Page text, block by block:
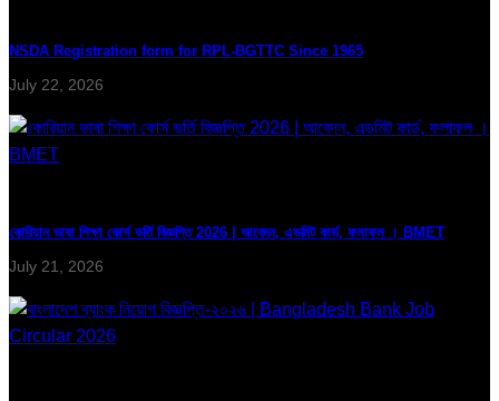
NSDA Registration form for RPL-BGTTC Since 1965
July 22, 2026
কোরিয়ান ভাষা শিক্ষা কোর্স ভর্তি বিজ্ঞপ্তি 2026 | আবেদন, এডমিট কার্ড, ফলাফল । BMET
July 21, 2026